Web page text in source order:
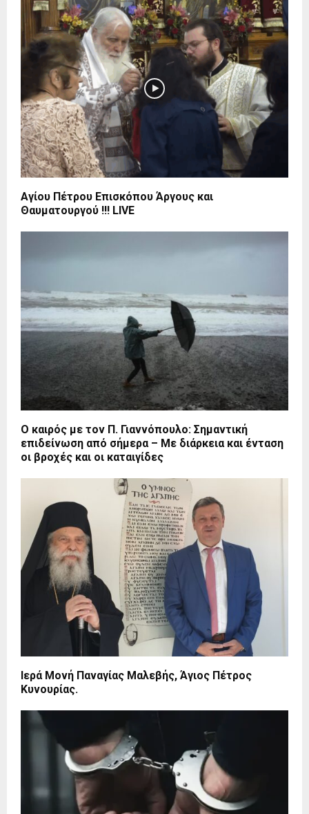
Αγίου Πέτρου Επισκόπου Άργους και
Θαυματουργού !!! LIVE
O καιρός με τον Π. Γιαννόπουλο: Σημαντική
επιδείνωση από σήμερα – Με διάρκεια και ένταση
οι βροχές και οι καταιγίδες
Ιερά Μονή Παναγίας Μαλεβής, Άγιος Πέτρος
Κυνουρίας.